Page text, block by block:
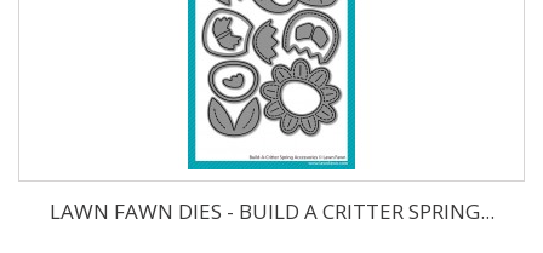
LAWN FAWN DIES - BUILD A CRITTER SPRING...